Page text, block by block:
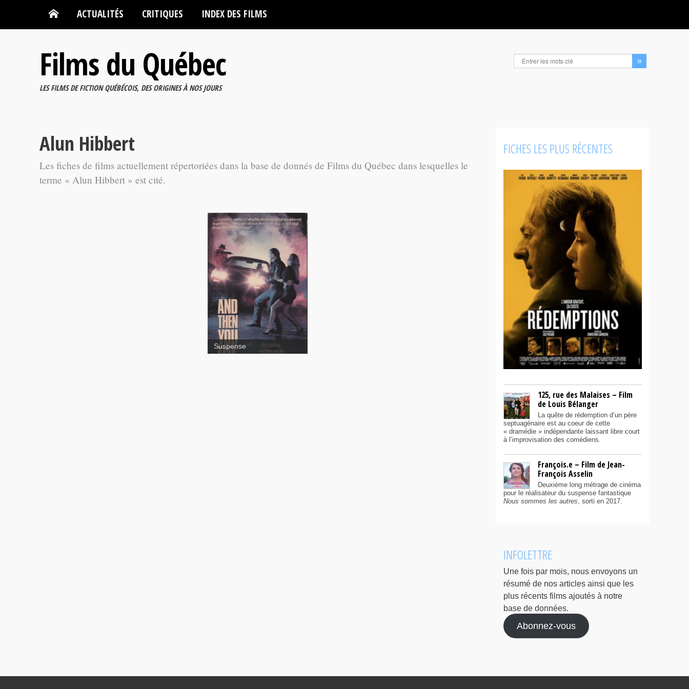
ACTUALITÉS CRITIQUES INDEX DES FILMS
Films du Québec
LES FILMS DE FICTION QUÉBÉCOIS, DES ORIGINES À NOS JOURS
Alun Hibbert
Les fiches de films actuellement répertoriées dans la base de donnés de Films du Québec dans lesquelles le
terme « Alun Hibbert » est cité.
And Then You Die
Suspense
FICHES LES PLUS RÉCENTES
125, rue des Malaises – Film
de Louis Bélanger
La quête de rédemption d’un père
septuagénaire est au coeur de cette
« dramédie » indépendante laissant libre court
à l’improvisation des comédiens.
François.e – Film de Jean-
François Asselin
Deuxième long métrage de cinéma
pour le réalisateur du suspense fantastique
Nous sommes les autres, sorti en 2017.
INFOLETTRE
Une fois par mois, nous envoyons un
résumé de nos articles ainsi que les
plus récents films ajoutés à notre
base de données.
Abonnez-vous